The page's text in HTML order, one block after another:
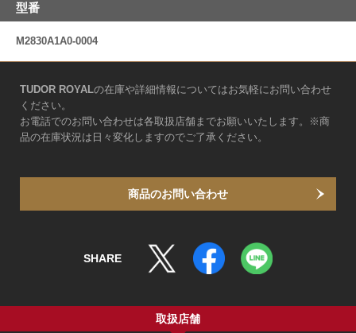
型番
M2830A1A0-0004
TUDOR ROYALの在庫や詳細情報についてはお気軽にお問い合わせ
ください。
お電話でのお問い合わせは各取扱店舗までお願いいたします。※商
品の在庫状況は日々変化しますのでご了承ください。
商品のお問い合わせ
SHARE
取扱店舗